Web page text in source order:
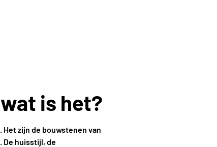
is het?
zijn de bouwstenen van
De huisstijl, de